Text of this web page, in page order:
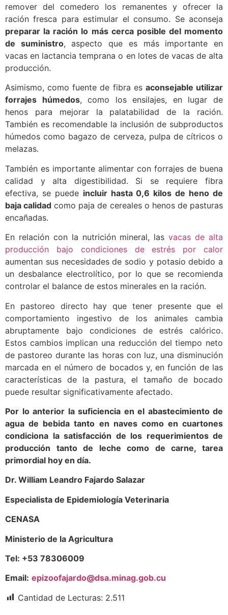
remover del comedero los remanentes y ofrecer la
ración fresca para estimular el consumo. Se aconseja
preparar la ración lo más cerca posible del momento
de suministro, aspecto que es más importante en
vacas en lactancia temprana o en lotes de vacas de alta
producción.
Asimismo, como fuente de fibra es aconsejable utilizar
forrajes húmedos, como los ensilajes, en lugar de
henos para mejorar la palatabilidad de la ración.
También es recomendable la inclusión de subproductos
húmedos como bagazo de cerveza, pulpa de cítricos o
melazas.
También es importante alimentar con forrajes de buena
calidad y alta digestibilidad. Si se requiere fibra
efectiva, se puede incluir hasta 0,6 kilos de heno de
baja calidad como paja de cereales o henos de pasturas
encañadas.
En relación con la nutrición mineral, lasvacas de alta
producción bajo condiciones de estrés por calor
aumentan sus necesidades de sodio y potasio debido a
un desbalance electrolítico, por lo que se recomienda
controlar el balance de estos minerales en la ración.
En pastoreo directo hay que tener presente que el
comportamiento ingestivo de los animales cambia
abruptamente bajo condiciones de estrés calórico.
Estos cambios implican una reducción del tiempo neto
de pastoreo durante las horas con luz, una disminución
marcada en el número de bocados y, en función de las
características de la pastura, el tamaño de bocado
puede resultar significativamente afectado.
Por lo anterior la suficiencia en el abastecimiento de
agua de bebida tanto en naves como en cuartones
condiciona la satisfacción de los requerimientos de
producción tanto de leche como de carne, tarea
primordial hoy en día.
Dr. William Leandro Fajardo Salazar
Especialista de Epidemiología Veterinaria
CENASA
Ministerio de la Agricultura
Tel: +53 78306009
Email: epizoofajardo@dsa.minag.gob.cu
Cantidad de Lecturas: 2.511